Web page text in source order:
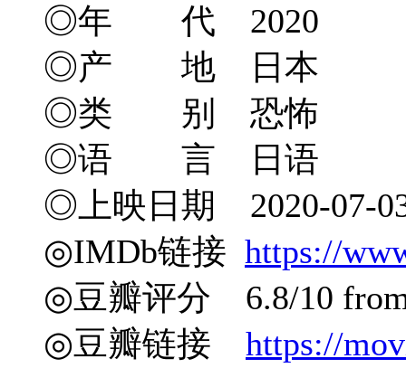
◎年 代 2020
◎产 地 日本
◎类 别 恐怖
◎语 言 日语
◎上映日期 2020-07-
◎IMDb链接 https://
◎豆瓣评分 6.8/10 from
◎豆瓣链接 https://